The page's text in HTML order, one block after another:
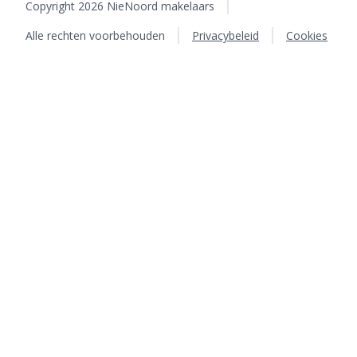
Copyright 2026 NieNoord makelaars
Alle rechten voorbehouden
Privacybeleid Cookies